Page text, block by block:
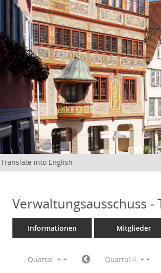
Translate into English
Verwaltungsausschuss -
Informationen Mitglieder
Quartal Quartal 4